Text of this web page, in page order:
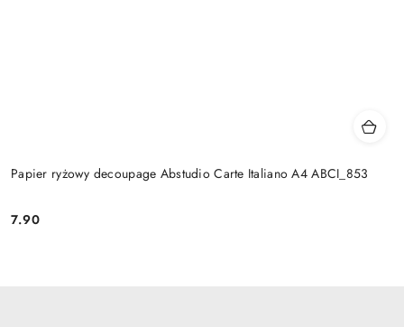
Papier ryżowy decoupage Abstudio Carte Italiano A4 ABCI_853
Cena:
7.90